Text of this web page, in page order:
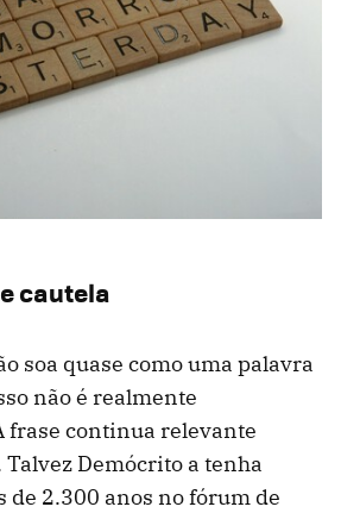
cautela
soa quase como uma palavra
não é realmente
frase continua relevante
Demócrito a tenha
2.300 anos no fórum de